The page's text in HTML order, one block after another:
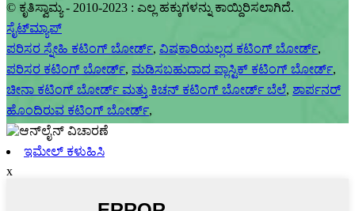
© ಕೃತಿಸ್ವಾಮ್ಯ - 2010-2023 : ಎಲ್ಲ ಹಕ್ಕುಗಳನ್ನು ಕಾಯ್ದಿರಿಸಲಾಗಿದೆ.
ಸೈಟ್‌ಮ್ಯಾಪ್
ಪರಿಸರ ಸ್ನೇಹಿ ಕಟಿಂಗ್ ಬೋರ್ಡ್, ವಿಷಕಾರಿಯಲ್ಲದ ಕಟಿಂಗ್ ಬೋರ್ಡ್,
ಪರಿಸರ ಕಟಿಂಗ್ ಬೋರ್ಡ್, ಮಡಿಸಬಹುದಾದ ಪ್ಲಾಸ್ಟಿಕ್ ಕಟಿಂಗ್ ಬೋರ್ಡ್,
ಚೀನಾ ಕಟಿಂಗ್ ಬೋರ್ಡ್ ಮತ್ತು ಕಿಚನ್ ಕಟಿಂಗ್ ಬೋರ್ಡ್ ಬೆಲೆ, ಶಾರ್ಪನರ್
ಹೊಂದಿರುವ ಕಟಿಂಗ್ ಬೋರ್ಡ್,
ಇಮೇಲ್ ಕಳುಹಿಸಿ
x